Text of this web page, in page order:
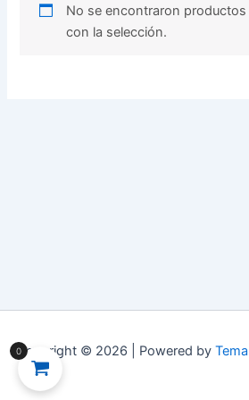
No se encontraron
con la selección.
Copyright © 2026 | Powered by
0